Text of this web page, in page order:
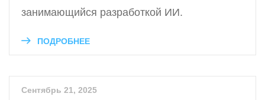
занимающийся разработкой ИИ.
ПОДРОБНЕЕ
Сентябрь 21, 2025